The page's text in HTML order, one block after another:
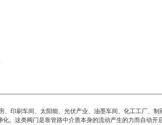
印刷车间、太阳能、光伏产业、油墨车间、化工工厂、
。这类阀门是靠管路中介质本身的流动产生的力而自动开